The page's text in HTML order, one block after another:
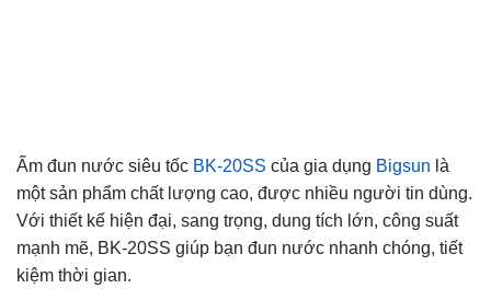
Ấm đun nước siêu tốc BK-20SS của gia dụng Bigsun là
một sản phẩm chất lượng cao, được nhiều người tin dùng.
Với thiết kế hiện đại, sang trọng, dung tích lớn, công suất
mạnh mẽ, BK-20SS giúp bạn đun nước nhanh chóng, tiết
kiệm thời gian.